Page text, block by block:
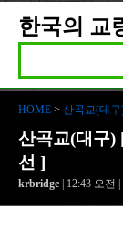
한국의 교
HOME > 산곡교(대
산곡교(대구)
선 ]
krbridge | 12:43 오전